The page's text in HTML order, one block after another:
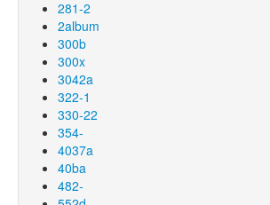
281-2
2album
300b
300x
3042a
322-1
330-22
354-
4037a
40ba
482-